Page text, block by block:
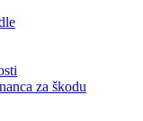
za škodu